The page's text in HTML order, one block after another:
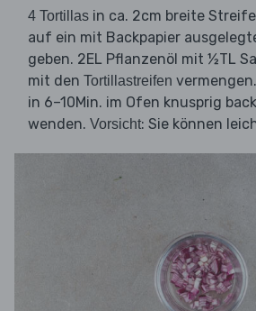
4 Tortillas in ca. 2cm breite
auf ein mit Backpapier
geben. 2EL Pflanzenöl mit ½TL
mit den Tortillastreifen
in 6–10Min. im Ofen knusprig
wenden. Vorsicht: Sie können